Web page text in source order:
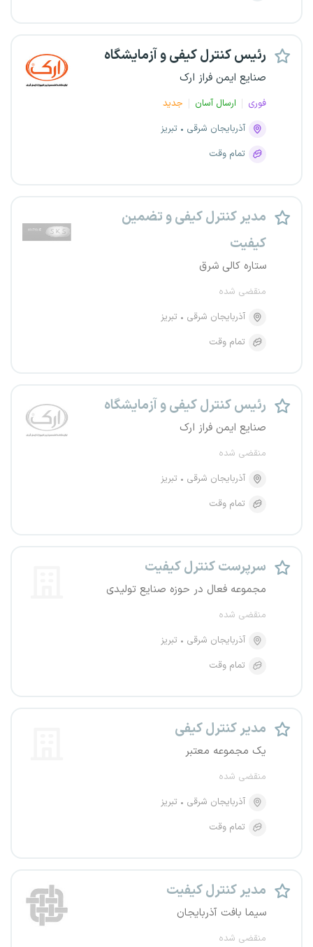
رئیس کنترل کیفی و آزمایشگاه
صنایع ایمن فراز ارک
فوری ارسال آسان
جدید
آذربایجان شرقی
تبریز
تمام وقت
مدیر کنترل کیفی و تضمین
کیفیت
ستاره کالی شرق
منقضی شده
آذربایجان شرقی
تبریز
تمام وقت
رئیس کنترل کیفی و آزمایشگاه
صنایع ایمن فراز ارک
منقضی شده
آذربایجان شرقی
تبریز
تمام وقت
سرپرست کنترل کیفیت
مجموعه فعال در حوزه صنایع تولیدی
منقضی شده
آذربایجان شرقی
تبریز
تمام وقت
مدیر کنترل کیفی
یک مجموعه معتبر
منقضی شده
آذربایجان شرقی
تبریز
تمام وقت
مدیر کنترل کیفیت
سیما بافت آذربایجان
منقضی شده